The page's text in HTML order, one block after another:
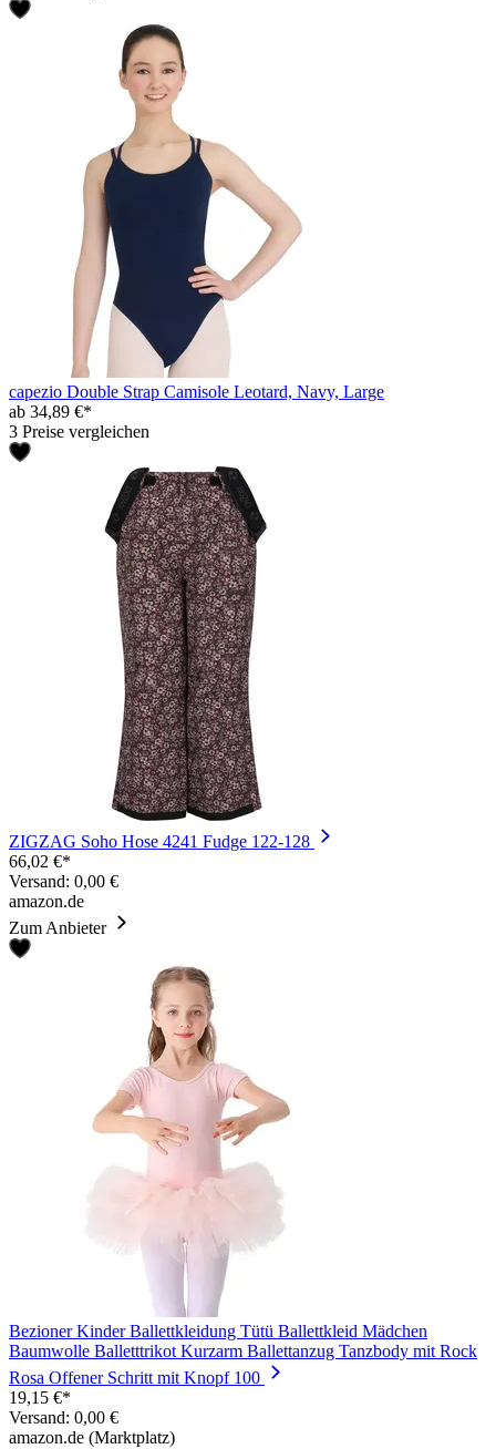
capezio Double Strap Camisole Leotard, Navy, Large
ab 34,89 €*
3 Preise vergleichen
ZIGZAG Soho Hose 4241 Fudge 122-128
66,02 €*
Versand: 0,00 €
amazon.de
Zum Anbieter
Bezioner Kinder Ballettkleidung Tütü Ballettkleid Mädchen
Baumwolle Balletttrikot Kurzarm Ballettanzug Tanzbody mit Rock
Rosa Offener Schritt mit Knopf 100
19,15 €*
Versand: 0,00 €
amazon.de (Marktplatz)